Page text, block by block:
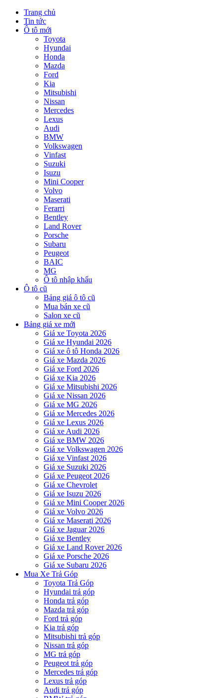
Trang chủ
Tin tức
Ô tô mới
Toyota
Hyundai
Honda
Mazda
Ford
Kia
Mitsubishi
Nissan
Mercedes
Lexus
Audi
BMW
Volkswagen
Vinfast
Suzuki
Isuzu
Mini Cooper
Volvo
Maserati
Ferarri
Bentley
Land Rover
Porsche
Subaru
Peugeot
BAIC
MG
Ô tô nhập khẩu
Ô tô cũ
Bảng giá ô tô cũ
Mua bán xe cũ
Salon xe cũ
Bảng giá xe mới
Giá xe Toyota 2026
Giá xe Hyundai 2026
Giá xe ô tô Honda 2026
Giá xe Mazda 2026
Giá xe Ford 2026
Giá xe Kia 2026
Giá xe Mitsubishi 2026
Giá xe Nissan 2026
Giá xe MG 2026
Giá xe Mercedes 2026
Giá xe Lexus 2026
Giá xe Audi 2026
Giá xe BMW 2026
Giá xe Volkswagen 2026
Giá xe Vinfast 2026
Giá xe Suzuki 2026
Giá xe Peugeot 2026
Giá xe Chevrolet
Giá xe Isuzu 2026
Giá xe Mini Cooper 2026
Giá xe Volvo 2026
Giá xe Maserati 2026
Giá xe Jaguar 2026
Giá xe Bentley
Giá xe Land Rover 2026
Giá xe Porsche 2026
Giá xe Subaru 2026
Mua Xe Trả Góp
Toyota Trả Góp
Hyundai trả góp
Honda trả góp
Mazda trả góp
Ford trả góp
Kia trả góp
Mitsubishi trả góp
Nissan trả góp
MG trả góp
Peugeot trả góp
Mercedes trả góp
Lexus trả góp
Audi trả góp